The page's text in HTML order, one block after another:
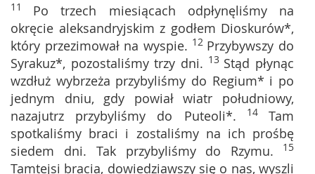
11 Po trzech miesiącach odpłynęliśmy na
okręcie aleksandryjskim z godłem Dioskurów*,
który przezimował na wyspie. 12 Przybywszy do
Syrakuz*, pozostaliśmy trzy dni. 13 Stąd płynąc
wzdłuż wybrzeża przybyliśmy do Regium* i po
jednym dniu, gdy powiał wiatr południowy,
nazajutrz przybyliśmy do Puteoli*. 14Tam
spotkaliśmy braci i zostaliśmy na ich prośbę
siedem dni. Tak przybyliśmy do Rzymu. 15
Tamtejsi bracia, dowiedziawszy się o nas, wyszli